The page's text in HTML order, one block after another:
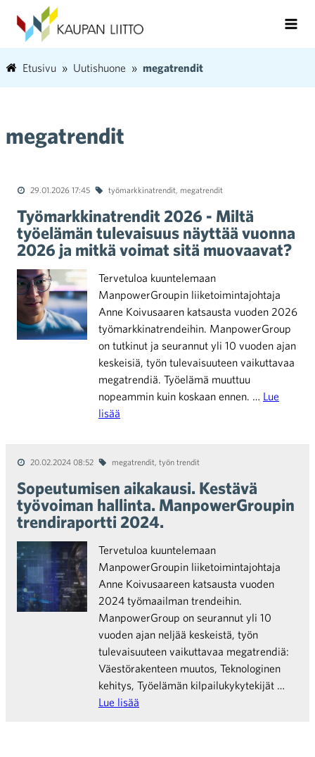
Etusivu Uutishuone megatrendit
megatrendit
29.01.2026 17:45 työmarkkinatrendit, megatrendit
Työmarkkinatrendit 2026 - Miltä
työelämän tulevaisuus näyttää vuonna
2026 ja mitkä voimat sitä muovaavat?
Tervetuloa kuuntelemaan
ManpowerGroupin liiketoimintajohtaja
Anne Koivusaaren katsausta vuoden 2026
työmarkkinatrendeihin. ManpowerGroup
on tutkinut ja seurannut yli 10 vuoden ajan
keskeisiä, työn tulevaisuuteen vaikuttavaa
megatrendiä. Työelämä muuttuu
nopeammin kuin koskaan ennen. … Lue
lisää
20.02.2024 08:52 megatrendit, työn trendit
Sopeutumisen aikakausi. Kestävä
työvoiman hallinta. ManpowerGroupin
trendiraportti 2024.
Tervetuloa kuuntelemaan
ManpowerGroupin liiketoimintajohtaja
Anne Koivusaareen katsausta vuoden
2024 työmaailman trendeihin.
ManpowerGroup on seurannut yli 10
vuoden ajan neljää keskeistä, työn
tulevaisuuteen vaikuttavaa megatrendiä:
Väestörakenteen muutos, Teknologinen
kehitys, Työelämän kilpailukykytekijät …
Lue lisää